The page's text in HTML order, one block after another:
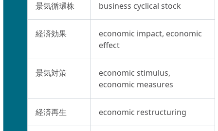
景気循環株 business cyclical stock
経済効果
economic impact, economic
effect
景気対策
economic stimulus,
economic measures
経済再生 economic restructuring